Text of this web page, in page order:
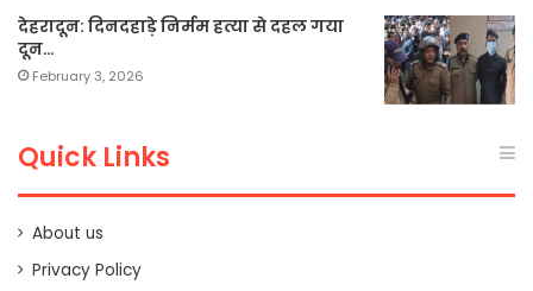
देहरादून: दिनदहाड़े निर्मम हत्या से दहल गया
दून…
February 3, 2026
Quick Links
About us
Privacy Policy